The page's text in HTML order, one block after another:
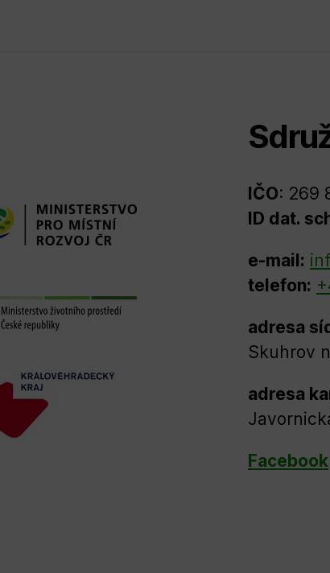
IČO: 269
ID dat.
e-mail:
telefon:
adresa
Skuhrov
adresa
Facebook